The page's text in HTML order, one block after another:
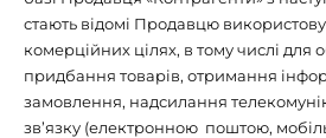
стають відомі Продавцю
комерційних цілях, в тому числі
придбання товарів, отримання
замовлення, надсилання
зв’язку (електронною поштою,